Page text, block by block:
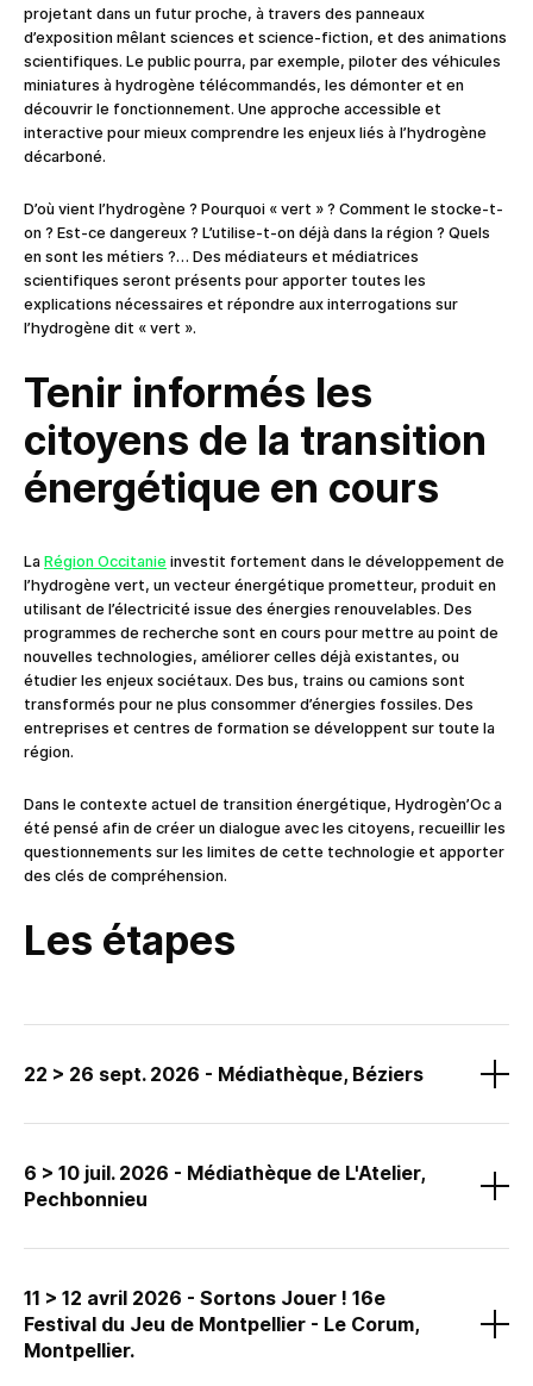
projetant dans un futur proche, à travers des panneaux
d’exposition mêlant sciences et science-fiction, et des animations
scientifiques. Le public pourra, par exemple, piloter des véhicules
miniatures à hydrogène télécommandés, les démonter et en
découvrir le fonctionnement. Une approche accessible et
interactive pour mieux comprendre les enjeux liés à l’hydrogène
décarboné.
D’où vient l’hydrogène ? Pourquoi « vert » ? Comment le stocke-t-
on ? Est-ce dangereux ? L’utilise-t-on déjà dans la région ? Quels
en sont les métiers ?… Des médiateurs et médiatrices
scientifiques seront présents pour apporter toutes les
explications nécessaires et répondre aux interrogations sur
l’hydrogène dit « vert ».
Tenir informés les
citoyens de la transition
énergétique en cours
La Région Occitanie investit fortement dans le développement de
l’hydrogène vert, un vecteur énergétique prometteur, produit en
utilisant de l’électricité issue des énergies renouvelables. Des
programmes de recherche sont en cours pour mettre au point de
nouvelles technologies, améliorer celles déjà existantes, ou
étudier les enjeux sociétaux. Des bus, trains ou camions sont
transformés pour ne plus consommer d’énergies fossiles. Des
entreprises et centres de formation se développent sur toute la
région.
Dans le contexte actuel de transition énergétique, Hydrogèn’Oc a
été pensé afin de créer un dialogue avec les citoyens, recueillir les
questionnements sur les limites de cette technologie et apporter
des clés de compréhension.
Les étapes
22 > 26 sept. 2026 - Médiathèque, Béziers
6 > 10 juil. 2026 - Médiathèque de L'Atelier,
Pechbonnieu
L’exposition-animations sera présentée du 6 au 10 juillet et le 6
juillet nous animerons les escapes box Code H2.
11 > 12 avril 2026 - Sortons Jouer ! 16e
Festival du Jeu de Montpellier - Le Corum,
Montpellier.